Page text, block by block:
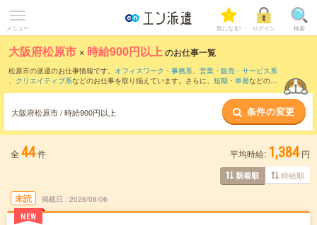
メニュー 気になる! ログイン 検索
大阪府松原市 × 時給900円以上のお仕事一覧
松原市の派遣のお仕事情報です。 オフィスワーク・事務系、 営業・販売・サービス系
、 クリエイティブ系などのお仕事を取り揃えています。さらに、 短期 ・ 単発などの期
時給1200円以上 ・1800円以上の求人はこちら
当サイトでは法令を遵守し、最低賃金以上の求人のみを掲載しています。
大阪府松原市 / 時給900円以上 条件の変更
全 44件 平均時給: 1,384 円
新着順 時給順
未読
NEW
掲載日 2026/08/06